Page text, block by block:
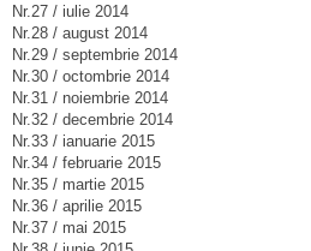
Nr.27 / iulie 2014
Nr.28 / august 2014
Nr.29 / septembrie 2014
Nr.30 / octombrie 2014
Nr.31 / noiembrie 2014
Nr.32 / decembrie 2014
Nr.33 / ianuarie 2015
Nr.34 / februarie 2015
Nr.35 / martie 2015
Nr.36 / aprilie 2015
Nr.37 / mai 2015